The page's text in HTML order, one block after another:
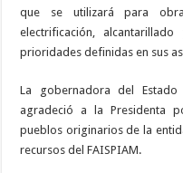
que se utilizará para
electrificación,
prioridades definidas en sus
La gobernadora del Estado
agradeció a la Presidenta
pueblos originarios de la
recursos del FAISPIAM.